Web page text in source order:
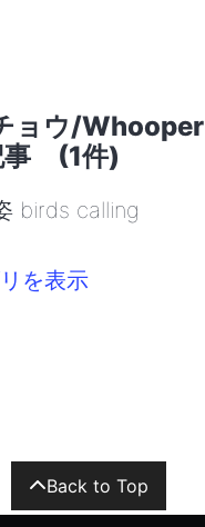
ョウ/Whooper
事 (1件)
birds calling
を表示
Back to Top